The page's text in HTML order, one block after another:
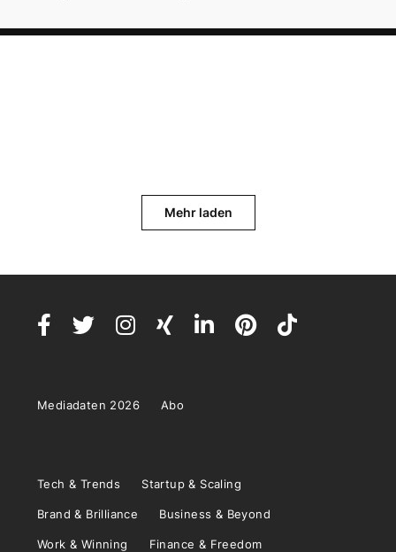
Mehr laden
Mediadaten 2026 Abo
Tech & Trends Startup & Scaling
Brand & Brilliance Business & Beyond
Work & Winning Finance & Freedom